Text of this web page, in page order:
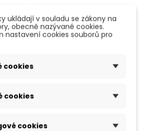
in verschiedenen
an, um Ihren Anforderungen
können
ukládají v souladu se zákony na
obecně nazývané cookies.
nastavení cookies souborů pro
cookies
cookies
cookies